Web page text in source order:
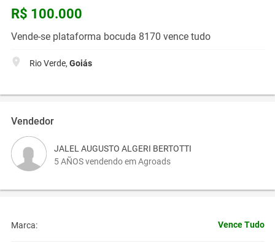
R$ 100.000
Vende-se plataforma bocuda 8170 vence tudo
Rio Verde, Goiás
Vendedor
JALEL AUGUSTO ALGERI BERTOTTI
5 AÑOS vendendo em Agroads
Marca: Vence Tudo